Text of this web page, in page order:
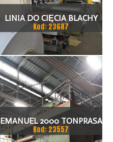
LINIA DO CIĘCIA BLACHY
1.500 X 1,5 (2,5) MM
Kod: 23687
EMANUEL 2000 TONPRASA
HYDRAULICZNA 3200 X
Kod: 23557